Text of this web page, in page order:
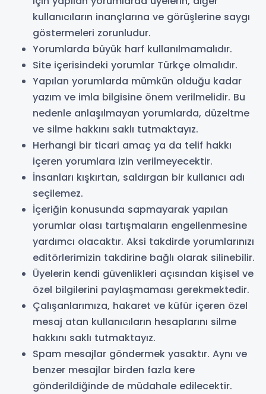
kullanıcıların inançlarına ve görüşlerine saygı
göstermeleri zorunludur.
Yorumlarda büyük harf kullanılmamalıdır.
Site içerisindeki yorumlar Türkçe olmalıdır.
Yapılan yorumlarda mümkün olduğu kadar
yazım ve imla bilgisine önem verilmelidir. Bu
nedenle anlaşılmayan yorumlarda, düzeltme
ve silme hakkını saklı tutmaktayız.
Herhangi bir ticari amaç ya da telif hakkı
içeren yorumlara izin verilmeyecektir.
İnsanları kışkırtan, saldırgan bir kullanıcı adı
seçilemez.
İçeriğin konusunda sapmayarak yapılan
yorumlar olası tartışmaların engellenmesine
yardımcı olacaktır. Aksi takdirde yorumlarınızı
editörlerimizin takdirine bağlı olarak silinebilir.
Üyelerin kendi güvenlikleri açısından kişisel ve
özel bilgilerini paylaşmaması gerekmektedir.
Çalışanlarımıza, hakaret ve küfür içeren özel
mesaj atan kullanıcıların hesaplarını silme
hakkını saklı tutmaktayız.
Spam mesajlar göndermek yasaktır. Aynı ve
benzer mesajlar birden fazla kere
gönderildiğinde de müdahale edilecektir.